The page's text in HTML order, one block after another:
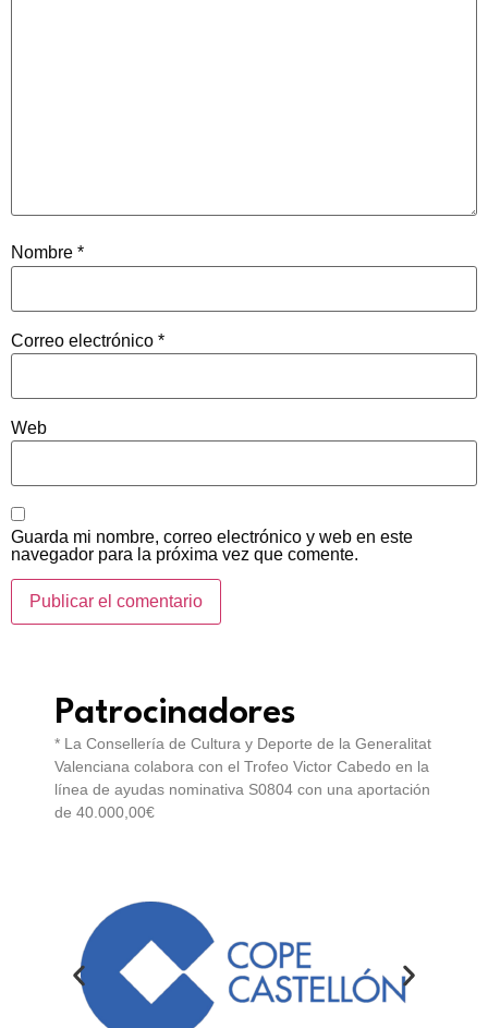
Nombre *
Correo electrónico *
Web
Guarda mi nombre, correo electrónico y web en este
navegador para la próxima vez que comente.
Patrocinadores
* La Consellería de Cultura y Deporte de la Generalitat
Valenciana colabora con el Trofeo Victor Cabedo en la
línea de ayudas nominativa S0804 con una aportación
de 40.000,00€